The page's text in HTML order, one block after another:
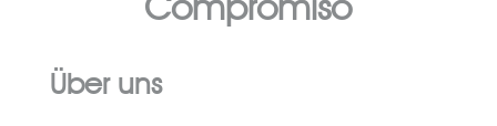
Über uns